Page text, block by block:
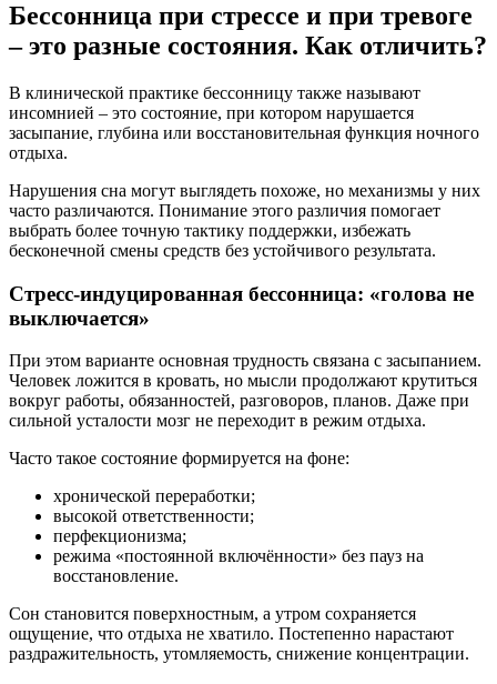
Бессонница при стрессе и при тревоге
– это разные состояния. Как отличить?
В клинической практике бессонницу также называют
инсомнией – это состояние, при котором нарушается
засыпание, глубина или восстановительная функция ночного
отдыха.
Нарушения сна могут выглядеть похоже, но механизмы у них
часто различаются. Понимание этого различия помогает
выбрать более точную тактику поддержки, избежать
бесконечной смены средств без устойчивого результата.
Стресс-индуцированная бессонница: «голова не
выключается»
При этом варианте основная трудность связана с засыпанием.
Человек ложится в кровать, но мысли продолжают крутиться
вокруг работы, обязанностей, разговоров, планов. Даже при
сильной усталости мозг не переходит в режим отдыха.
Часто такое состояние формируется на фоне:
хронической переработки;
высокой ответственности;
перфекционизма;
режима «постоянной включённости» без пауз на
восстановление.
Сон становится поверхностным, а утром сохраняется
ощущение, что отдыха не хватило. Постепенно нарастают
раздражительность, утомляемость, снижение концентрации.